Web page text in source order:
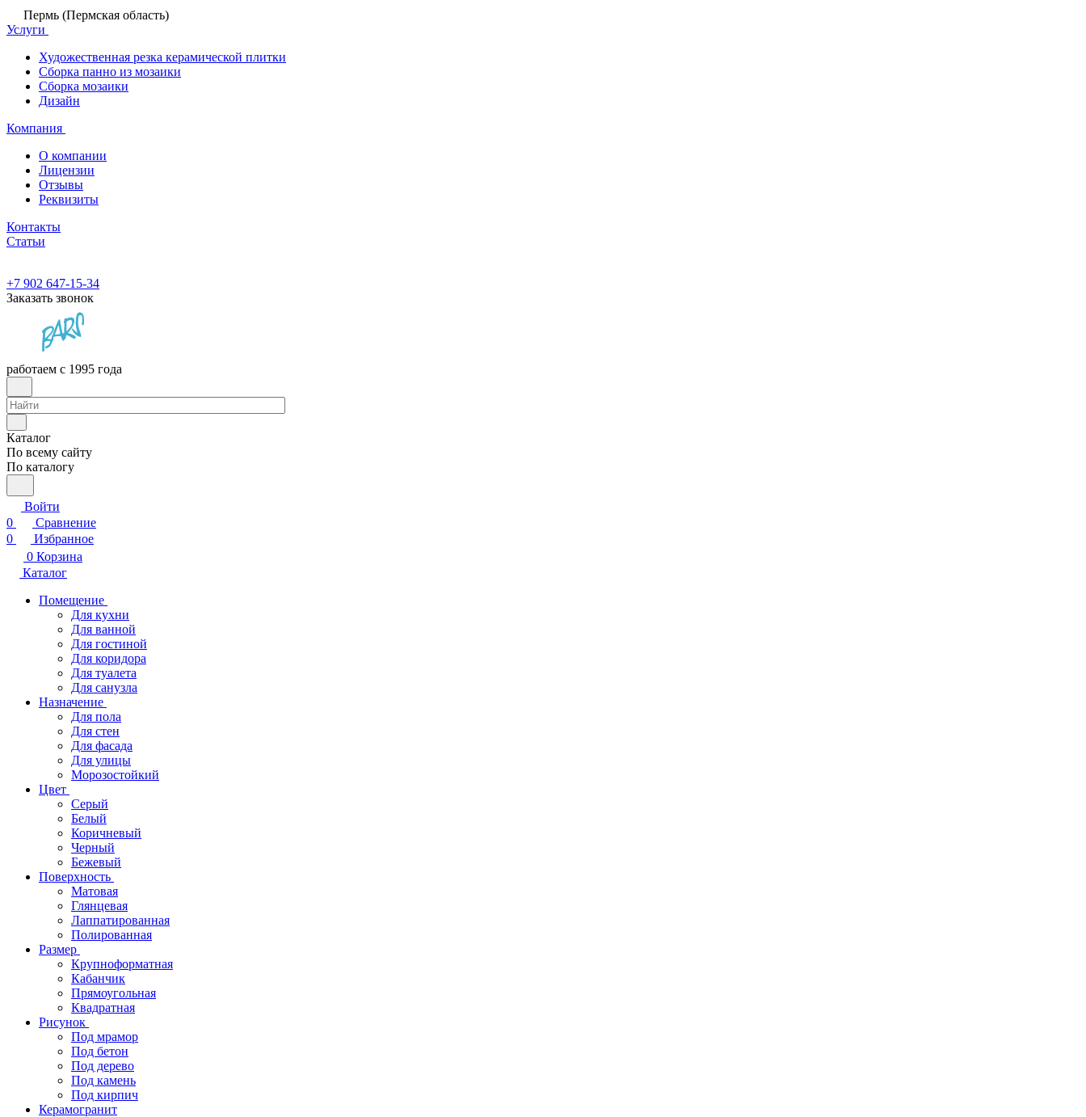
Пермь (Пермская область)
Услуги
Художественная резка керамической плитки
Сборка панно из мозаики
Сборка мозаики
Дизайн
Компания
О компании
Лицензии
Отзывы
Реквизиты
Контакты
Статьи
+7 902 647-15-34
Заказать звонок
работаем с 1995 года
Каталог
По всему сайту
По каталогу
Войти
0
Сравнение
0
Избранное
0 Корзина
Каталог
Помещение
Для кухни
Для ванной
Для гостиной
Для коридора
Для туалета
Для санузла
Назначение
Для пола
Для стен
Для фасада
Для улицы
Морозостойкий
Цвет
Серый
Белый
Коричневый
Черный
Бежевый
Поверхность
Матовая
Глянцевая
Лаппатированная
Полированная
Размер
Крупноформатная
Кабанчик
Прямоугольная
Квадратная
Рисунок
Под мрамор
Под бетон
Под дерево
Под камень
Под кирпич
Керамогранит